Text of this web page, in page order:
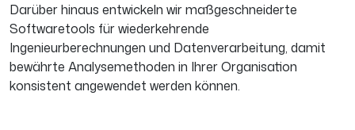
Darüber hinaus entwickeln wir maßgeschneiderte
Softwaretools für wiederkehrende
Ingenieurberechnungen und Datenverarbeitung, damit
bewährte Analysemethoden in Ihrer Organisation
konsistent angewendet werden können.